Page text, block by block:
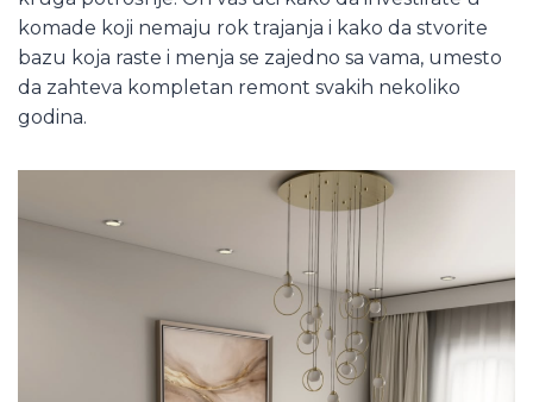
komade koji nemaju rok trajanja i kako da stvorite
bazu koja raste i menja se zajedno sa vama, umesto
da zahteva kompletan remont svakih nekoliko
godina.